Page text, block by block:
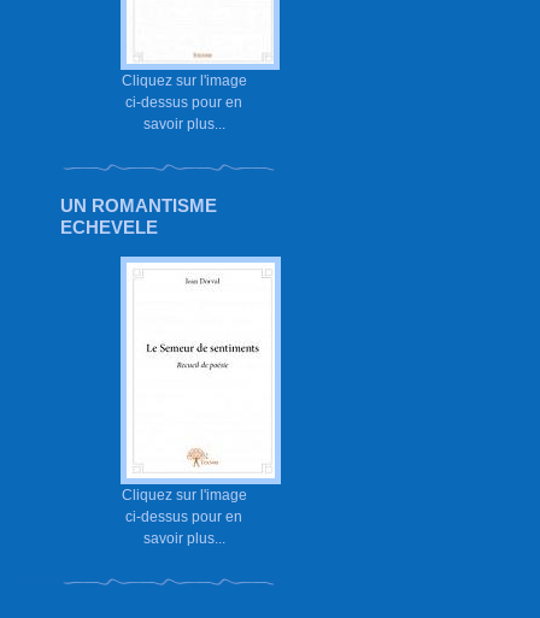
Cliquez sur l'image
ci-dessus pour en
savoir plus...
UN ROMANTISME
ECHEVELE
Cliquez sur l'image
ci-dessus pour en
savoir plus...